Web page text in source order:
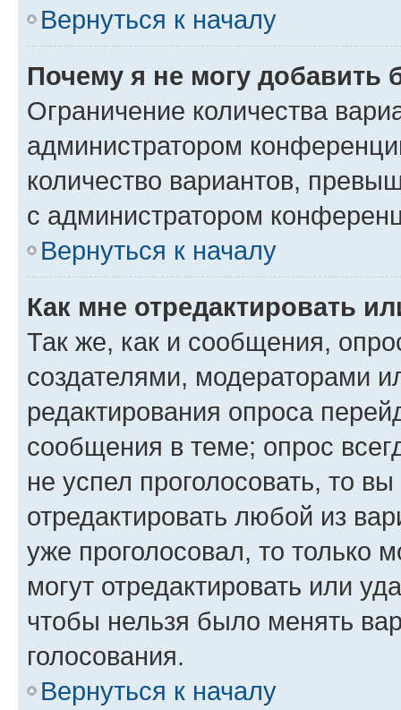
Вернуться к началу
Почему я не могу добавить
Ограничение количества
администратором
количество вариантов,
с администратором
Вернуться к началу
Как мне отредактировать
Так же, как и сообщения,
создателями, модераторами
редактирования опроса
сообщения в теме; опрос
не успел проголосовать, то
отредактировать любой из
уже проголосовал, то только
могут отредактировать или
чтобы нельзя было менять
голосования.
Вернуться к началу